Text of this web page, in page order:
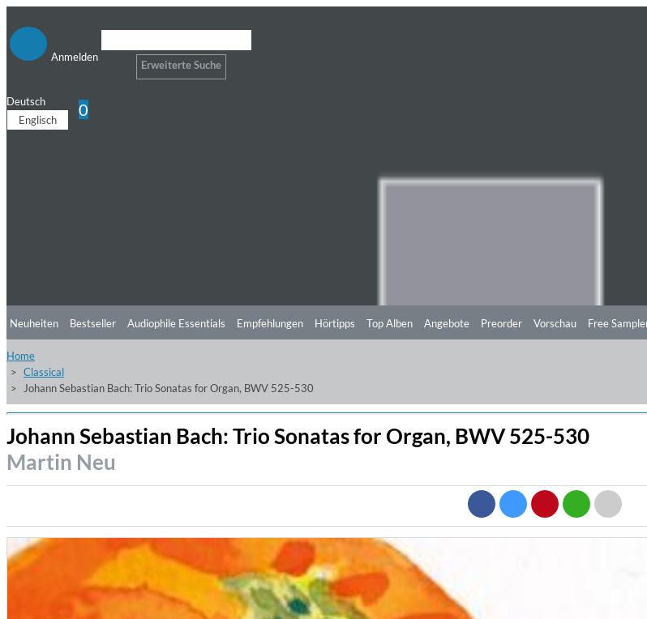
Anmelden
Erweiterte Suche
Deutsch
Englisch
0
Neuheiten Bestseller Audiophile Essentials Empfehlungen Hörtipps Top Alben Angebote Preorder Vorschau Free
Home
Classical
Johann Sebastian Bach: Trio Sonatas for Organ, BWV 525-530
Johann Sebastian Bach: Trio Sonatas for Organ, BWV 525-530
Martin Neu